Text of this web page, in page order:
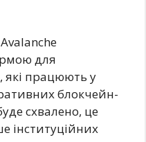
для
які працюють у
блокчейн-
схвалено, це
інституційних